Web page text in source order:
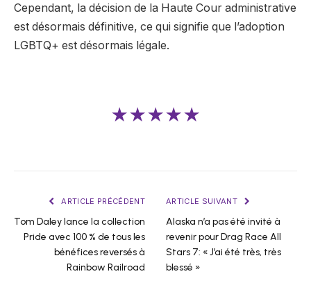
Cependant, la décision de la Haute Cour administrative
est désormais définitive, ce qui signifie que l’adoption
LGBTQ+ est désormais légale.
★★★★★
ARTICLE PRÉCÉDENT
Tom Daley lance la collection
Pride avec 100 % de tous les
bénéfices reversés à
Rainbow Railroad
ARTICLE SUIVANT
Alaska n’a pas été invité à
revenir pour Drag Race All
Stars 7: « J’ai été très, très
blessé »